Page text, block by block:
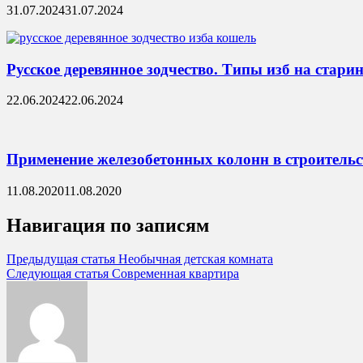
31.07.202431.07.2024
Русское деревянное зодчество. Типы изб на
22.06.202422.06.2024
Применение железобетонных колонн в
11.08.202011.08.2020
Навигация по записям
Предыдущая статья Необычная детская комната
Следующая статья Современная квартира